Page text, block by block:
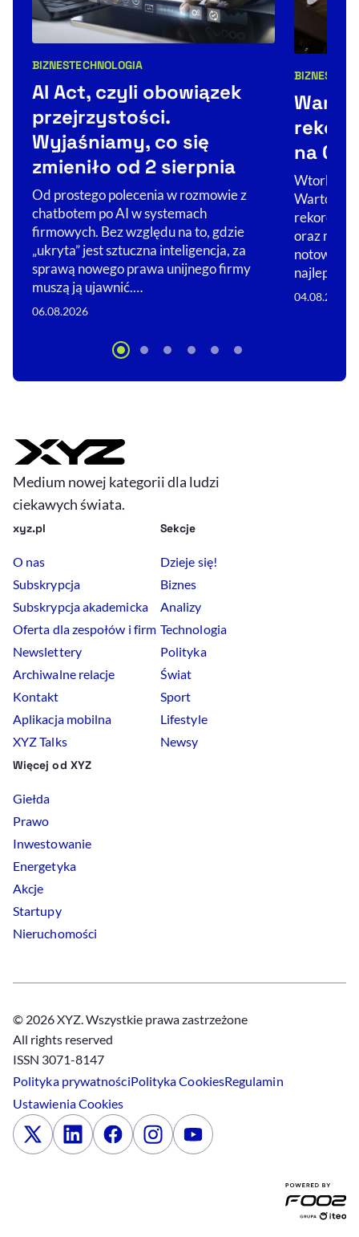
Kategorie artykułu:
BIZNESTECHNOLOGIA
AI Act, czyli obowiązek
przejrzystości.
Wyjaśniamy, co się
zmieniło od 2 sierpnia
Od prostego polecenia w rozmowie z
chatbotem po AI w systemach
firmowych. Bez względu na to, gdzie
„ukryta” jest sztuczna inteligencja, za
sprawą nowego prawa unijnego firmy
muszą ją ujawnić.…
06.08.2026
Kategorie
BIZNES
rekord
na
Wtorkowa
rekordów.
oraz
notowań.
najlepiej
04.08.2026
Medium nowej kategorii dla ludzi
ciekawych świata.
xyz.pl
O nas
Subskrypcja
Subskrypcja akademicka
Oferta dla zespołów i firm
Newslettery
Archiwalne relacje
Kontakt
Aplikacja mobilna
XYZ Talks
Sekcje
Dzieje się!
Biznes
Analizy
Technologia
Polityka
Świat
Sport
Lifestyle
Newsy
Więcej od XYZ
Giełda
Prawo
Inwestowanie
Energetyka
Akcje
Startupy
Nieruchomości
© 2026 XYZ. Wszystkie prawa zastrzeżone
All rights reserved
ISSN 3071-8147
Polityka prywatnościPolitykaCookiesRegulamin
UstawieniaCookies
x LinkedinFacebookInstagramYoutube